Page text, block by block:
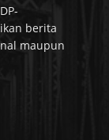
berita
maupun